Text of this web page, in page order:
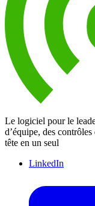
Le logiciel pour le
d’équipe, des contrôles
tête en un seul
LinkedIn